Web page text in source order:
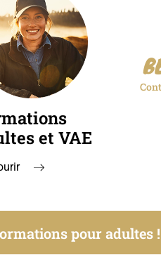
et VAE
pour adultes !